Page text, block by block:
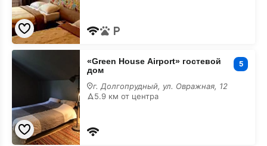
«Green
House
Airport»
«Green House Airport» гостевой
дом
5
г. Долгопрудный, ул. Овражная, 12
5.9 км от центра